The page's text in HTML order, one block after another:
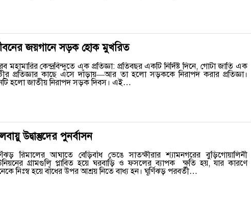
জয়গানে সড়ক হোক মুখরিত
মহামারির কেন্দ্রবিন্দুতে এক প্রতিজ্ঞা: প্রতিবছর একটি নির্দিষ্ট দিনে, গোটা জাতি এক
প্রতিজ্ঞার কাছে এসে দাঁড়ায়—আর তা হলো সড়ককে নিরাপদ করার প্রতিজ্ঞা।
হলো জাতীয় নিরাপদ সড়ক দিবস। এই…
উদ্বাস্তুদের পুনর্বাসন
রিমালের আঘাতে বেড়িবাঁধ ভেঙে সাতক্ষীরার শ্যামনগরের বুড়িগোয়ালিনী
গ্রামগুলি প্লাবিত হয়ে ঘরবাড়ি ও ফসলের ব্যাপক ক্ষতি হয়, যার কারণে
নিঃস্ব হয়ে বাঁধের উপর আশ্রয় নিতে বাধ্য হন। ঘূর্ণিঝড় পরবর্তী…